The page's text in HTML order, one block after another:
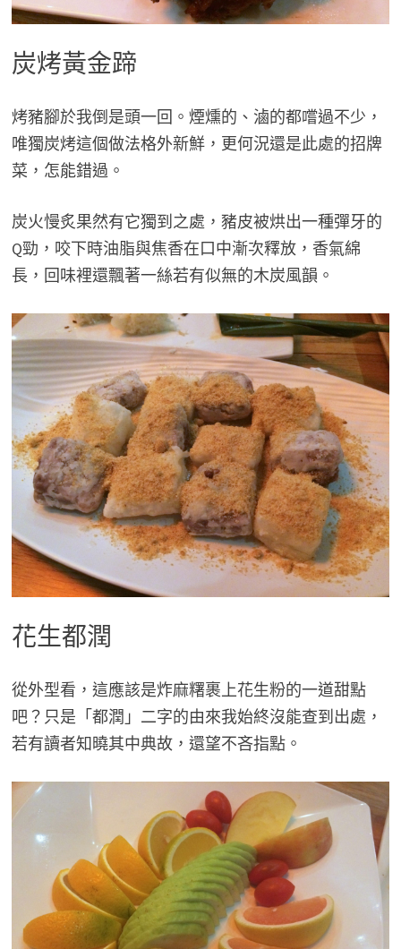
炭烤黃金蹄
烤豬腳於我倒是頭一回。煙燻的、滷的都嚐過不少，
唯獨炭烤這個做法格外新鮮，更何況還是此處的招牌
菜，怎能錯過。
炭火慢炙果然有它獨到之處，豬皮被烘出一種彈牙的
Q勁，咬下時油脂與焦香在口中漸次釋放，香氣綿
長，回味裡還飄著一絲若有似無的木炭風韻。
花生都潤
從外型看，這應該是炸麻糬裹上花生粉的一道甜點
吧？只是「都潤」二字的由來我始終沒能查到出處，
若有讀者知曉其中典故，還望不吝指點。